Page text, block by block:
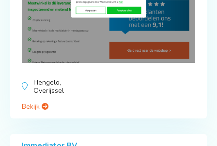
Hengelo,
Overijssel
Bekijk